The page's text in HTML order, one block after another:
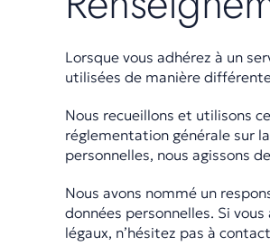
Lorsque vous adhérez à un
utilisées de manière
Nous recueillons et utilisons
réglementation générale sur
personnelles, nous agissons
Nous avons nommé un
données personnelles. Si
légaux, n’hésitez pas à